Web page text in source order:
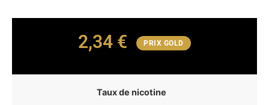
2,34 € PRIX GOLD
Taux de nicotine